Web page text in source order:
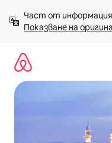
към
съдържанието
Показване на